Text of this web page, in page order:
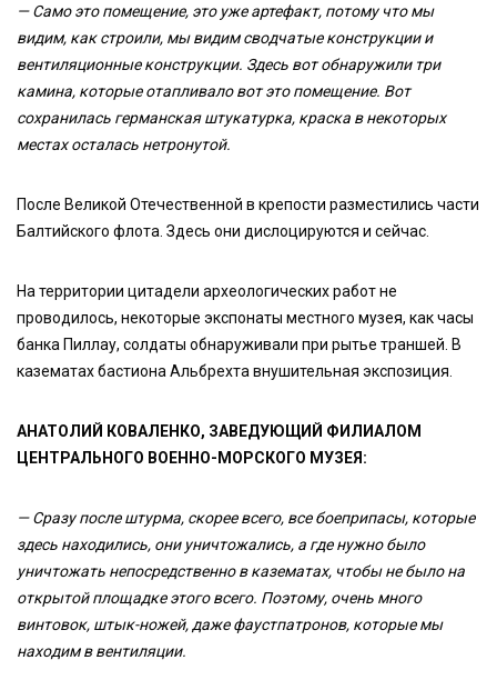
—Само это помещение, это уже артефакт, потому что мы
видим, как строили, мы видим сводчатые конструкции и
вентиляционные конструкции. Здесь вот обнаружили три
камина, которые отапливало вот это помещение. Вот
сохранилась германская штукатурка, краска в некоторых
местах осталась нетронутой.
После Великой Отечественной в крепости разместились части
Балтийского флота. Здесь они дислоцируются и сейчас.
На территории цитадели археологических работ не
проводилось, некоторые экспонаты местного музея, как часы
банка Пиллау, солдаты обнаруживали при рытье траншей. В
казематах бастиона Альбрехта внушительная экспозиция.
АНАТОЛИЙ КОВАЛЕНКО, ЗАВЕДУЮЩИЙ ФИЛИАЛОМ
ЦЕНТРАЛЬНОГО ВОЕННО-МОРСКОГО МУЗЕЯ:
— Сразу после штурма, скорее всего, все боеприпасы, которые
здесь находились, они уничтожались, а где нужно было
уничтожать непосредственно в казематах, чтобы не было на
открытой площадке этого всего. Поэтому, очень много
винтовок, штык-ножей, даже фаустпатронов, которые мы
находим в вентиляции.